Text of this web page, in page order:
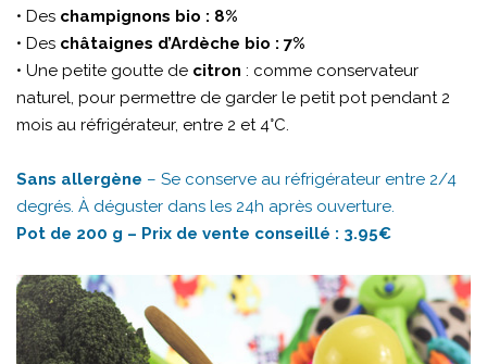
• Des champignons bio : 8%
• Des châtaignes d’Ardèche bio : 7%
• Une petite goutte de citron : comme conservateur
naturel, pour permettre de garder le petit pot pendant 2
mois au réfrigérateur, entre 2 et 4°C.
Sans allergène – Se conserve au réfrigérateur entre 2/4
degrés. À déguster dans les 24h après ouverture.
Pot de 200 g – Prix de vente conseillé : 3.95€